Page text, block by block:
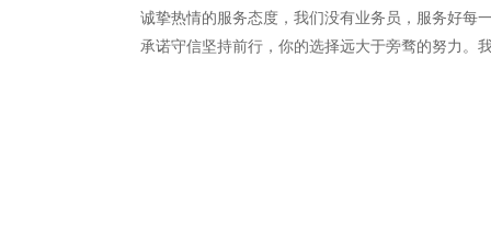
诚挚热情的服务态度，我们没有业务员，服务好每
承诺守信坚持前行，你的选择远大于旁骛的努力。